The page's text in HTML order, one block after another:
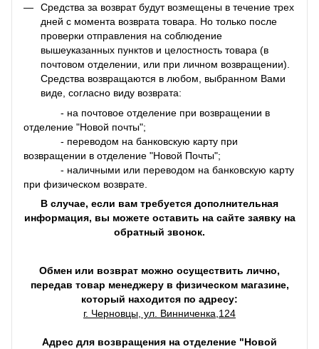
Средства за возврат будут возмещены в течение трех
дней с момента возврата товара. Но только после
проверки отправления на соблюдение
вышеуказанных пунктов и целостность товара (в
почтовом отделении, или при личном возвращении).
Средства возвращаются в любом, выбранном Вами
виде, согласно виду возврата:
- на почтовое отделение при возвращении в
отделение "Новой почты";
- переводом на банковскую карту при
возвращении в отделение "Новой Почты";
- наличными или переводом на банковскую карту
при физическом возврате.
В случае, если вам требуется дополнительная
информация, вы можете оставить на сайте заявку на
обратный звонок.
Обмен или возврат можно осуществить лично,
передав товар менеджеру в физическом магазине,
который находится по адресу:
г. Черновцы, ул. Винниченка,124
Адрес для возвращения на отделение "Новой